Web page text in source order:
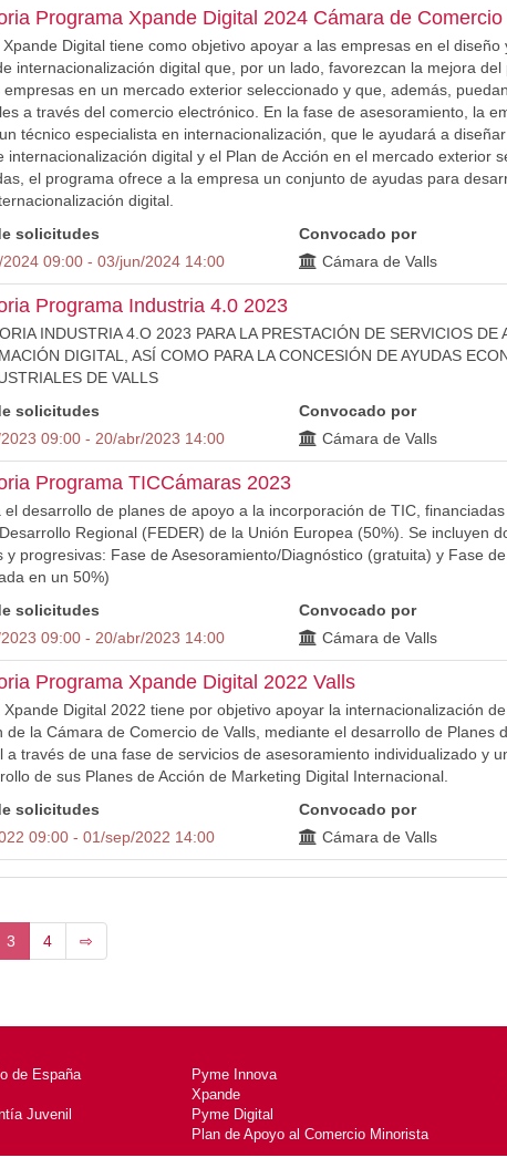
Programa Xpande Digital 2024 Cámara de Comercio
Digital tiene como objetivo apoyar a las empresas en el diseño
internacionalización digital que, por un lado, favorezcan la mejora del
empresas en un mercado exterior seleccionado y que, además,
a través del comercio electrónico. En la fase de asesoramiento, la
técnico especialista en internacionalización, que le ayudará a
internacionalización digital y el Plan de Acción en el mercado exterior
el programa ofrece a la empresa un conjunto de ayudas para
digital.
solicitudes
2024 09:00 - 03/jun/2024 14:00
Convocado por
Cámara de Valls
Programa Industria 4.0 2023
INDUSTRIA 4.O 2023 PARA LA PRESTACIÓN DE SERVICIOS DE
DIGITAL, ASÍ COMO PARA LA CONCESIÓN DE AYUDAS
DE VALLS
solicitudes
09:00 - 20/abr/2023 14:00
Convocado por
Cámara de Valls
Programa TICCámaras 2023
el desarrollo de planes de apoyo a la incorporación de TIC,
Regional (FEDER) de la Unión Europea (50%). Se incluyen
y progresivas: Fase de Asesoramiento/Diagnóstico (gratuita) y Fase
en un 50%)
solicitudes
09:00 - 20/abr/2023 14:00
Convocado por
Cámara de Valls
Programa Xpande Digital 2022 Valls
Xpande Digital 2022 tiene por objetivo apoyar la internacionalización
de la Cámara de Comercio de Valls, mediante el desarrollo de Planes
a través de una fase de servicios de asesoramiento individualizado y
de sus Planes de Acción de Marketing Digital Internacional.
solicitudes
09:00 - 01/sep/2022 14:00
Convocado por
Cámara de Valls
3 4 ⇨
de España
Juvenil
Pyme Innova
Xpande
Pyme Digital
Plan de Apoyo al Comercio Minorista